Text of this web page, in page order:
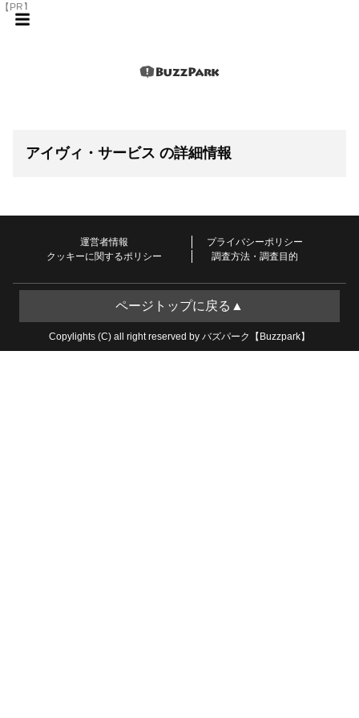
【PR】
アイヴィ・サービス の詳細情報
運営者情報
プライバシーポリシー
クッキーに関するポリシー
調査方法・調査目的
ページトップに戻る▲
Copylights (C) all right reserved by バズパーク【Buzzpark】